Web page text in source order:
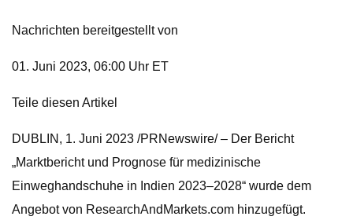
Nachrichten bereitgestellt von
01. Juni 2023, 06:00 Uhr ET
Teile diesen Artikel
DUBLIN, 1. Juni 2023 /PRNewswire/ – Der Bericht
„Marktbericht und Prognose für medizinische
Einweghandschuhe in Indien 2023–2028“ wurde dem
Angebot von ResearchAndMarkets.com hinzugefügt.